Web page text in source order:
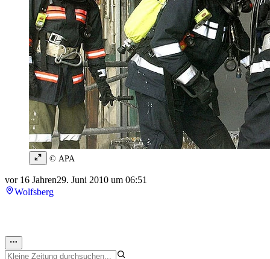
© APA
vor 16 Jahren29. Juni 2010 um 06:51
Wolfsberg